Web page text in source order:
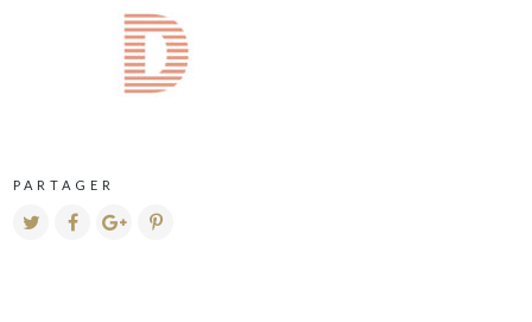
PARTAGER